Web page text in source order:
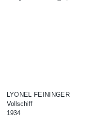
LYONEL FEININGER
Vollschiff
1934